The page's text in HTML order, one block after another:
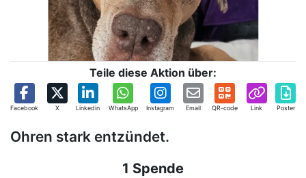
Teile diese Aktion über:
Facebook X Linkedin WhatsApp Instagram Email QR-code Link Poster
Ohren stark entzündet.
1 Spende